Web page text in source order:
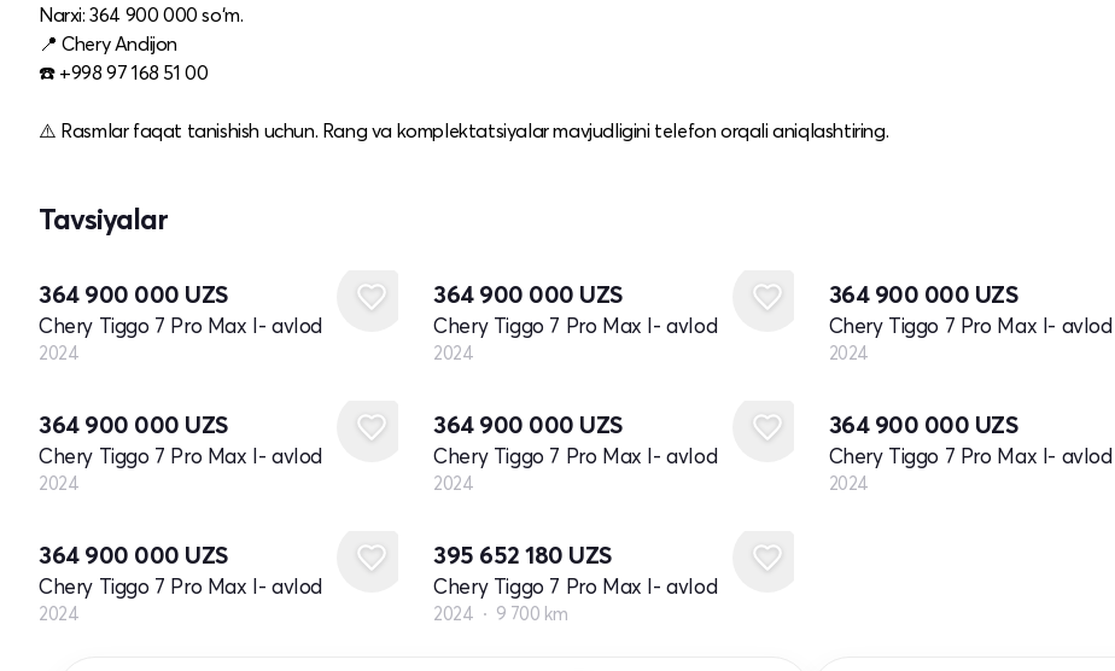
Narxi: 364 900 000 so‘m.
📍 Chery Andijon
☎️ +998 97 168 51 00
⚠️ Rasmlar faqat tanishish uchun. Rang va komplektatsiyalar mavjudligini telefon orqali aniqlashtiring.
Tavsiyalar
364 900 000 UZS
Chery Tiggo 7 Pro Max I- avlod
2024
364 900 000 UZS
Chery Tiggo 7 Pro Max I- avlod
2024
364 900 000 UZS
Chery Tiggo 7 Pro Max I- avlod
2024
364 900 000 UZS
Chery Tiggo 7 Pro Max I- avlod
2024
364 900 000 UZS
Chery Tiggo 7 Pro Max I- avlod
2024
364 900 000 UZS
Chery Tiggo 7 Pro Max I- avlod
2024
364 900 000 UZS
Chery Tiggo 7 Pro Max I- avlod
2024
395 652 180 UZS
Chery Tiggo 7 Pro Max I- avlod
2024 9 700 km